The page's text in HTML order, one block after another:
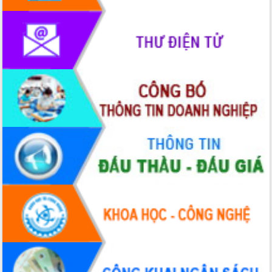
phát triển mới
Thường trực HĐND tỉnh Đắk Lắk gặp
mặt Đoàn chuyên gia y tế TP. Hồ Chí
Lễ truy điệu và an táng hài cốt liệt sĩ
tại Nghĩa trang Liệt sĩ xã Sơn Hòa
Bàn giải pháp tháo gỡ khó khăn trong
xuất khẩu sầu riêng và triển khai quy
định EUDR
Thứ trưởng Bộ Nông nghiệp và Môi
trường Nguyễn Hoàng Hiệp khảo sát
vùng trồng và doanh nghiệp đóng gói
sầu riêng tại Đắk Lắk
Trình diễn nghệ thuật chế biến các
món ăn từ sầu riêng
Đắk Lắk công bố Quy hoạch và xúc
tiến đầu tư tỉnh
Ngành cá ngừ Đắk Lắk chủ động thích
ứng để giữ vững thị trường xuất khẩu
Diễn đàn Kinh tế tư nhân Việt Nam đột